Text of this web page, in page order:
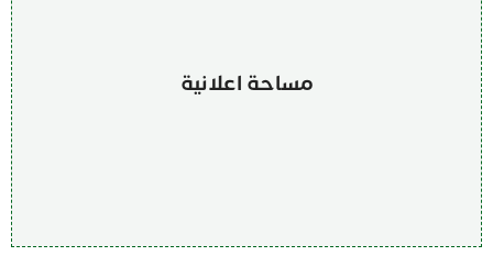
مساحة اعلانية